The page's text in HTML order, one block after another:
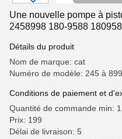
Une nouvelle pompe à
2458998 180-9588
Détails du produit
Nom de marque: cat
Numéro de modèle: 245 à
Conditions de paiement et
Quantité de commande min: 1
Prix: 199
Délai de livraison: 5